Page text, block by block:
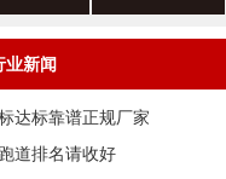
案例
业新闻
达标靠谱正规厂家
道排名请收好